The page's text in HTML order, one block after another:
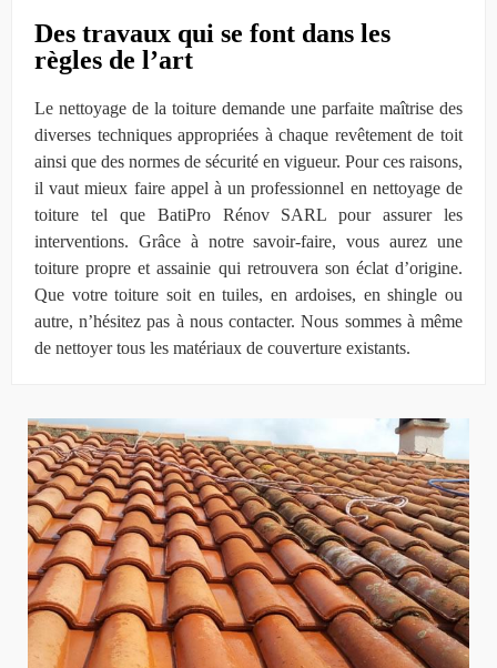
Des travaux qui se font dans les
règles de l’art
Le nettoyage de la toiture demande une parfaite maîtrise des
diverses techniques appropriées à chaque revêtement de toit
ainsi que des normes de sécurité en vigueur. Pour ces raisons,
il vaut mieux faire appel à un professionnel en nettoyage de
toiture tel que BatiPro Rénov SARL pour assurer les
interventions. Grâce à notre savoir-faire, vous aurez une
toiture propre et assainie qui retrouvera son éclat d’origine.
Que votre toiture soit en tuiles, en ardoises, en shingle ou
autre, n’hésitez pas à nous contacter. Nous sommes à même
de nettoyer tous les matériaux de couverture existants.